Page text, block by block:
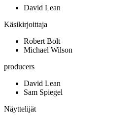
David Lean
Käsikirjoittaja
Robert Bolt
Michael Wilson
producers
David Lean
Sam Spiegel
Näyttelijät